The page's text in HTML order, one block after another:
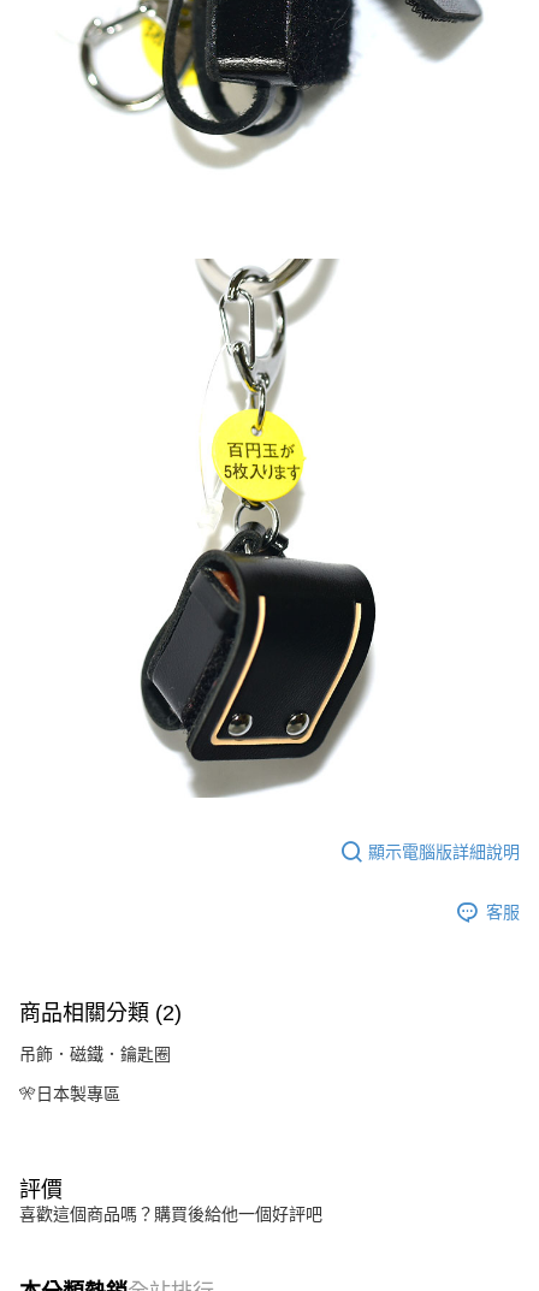
顯示電腦版詳細說明
客服
商品相關分類 (2)
吊飾．磁鐵．鑰匙圈
🎌日本製專區
評價
喜歡這個商品嗎？購買後給他一個好評吧